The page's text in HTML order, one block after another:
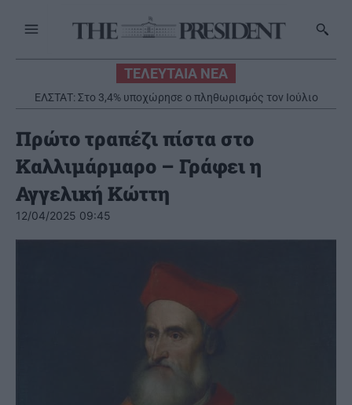
ΤΕΛΕΥΤΑΙΑ ΝΕΑ
ΕΛΣΤΑΤ: Στο 3,4% υποχώρησε ο πληθωρισμός τον Ιούλιο
Πρώτο τραπέζι πίστα στο
Καλλιμάρμαρο – Γράφει η
Αγγελική Κώττη
12/04/2025 09:45